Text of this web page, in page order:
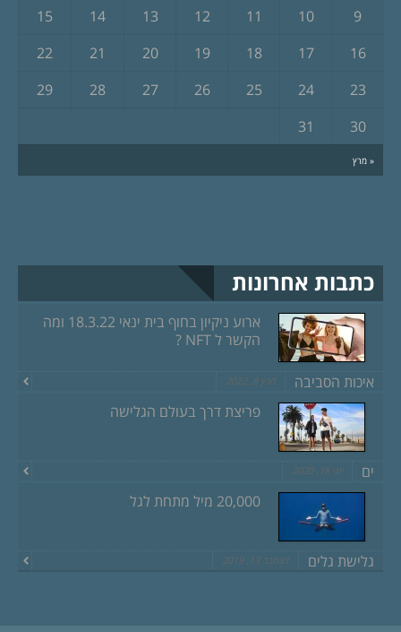
« מרץ
9
10
11
12
13
14
15
16
17
18
19
20
21
22
23
24
25
26
27
28
29
30
31
כתבות אחרונות
ארוע ניקיון בחוף בית ינאי 18.3.22 ומה
הקשר ל NFT ?
איכות הסביבה מרץ 8, 2022
פריצת דרך בעולם הגלישה
ים יוני 18, 2020
20,000 מיל מתחת לגל
גלישת גלים דצמבר 13, 2019